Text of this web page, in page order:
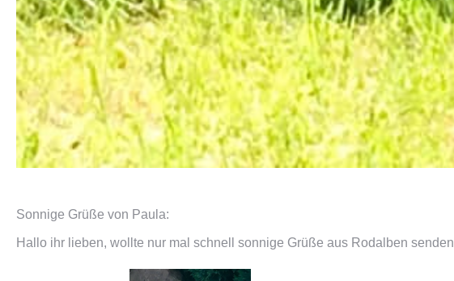
Sonnige Grüße von Paula:
Hallo ihr lieben, wollte nur mal schnell sonnige Grüße aus Rodalben senden